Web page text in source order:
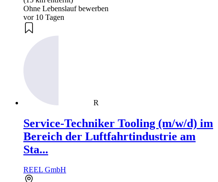
Ohne Lebenslauf bewerben
vor 10 Tagen
R
Service-Techniker Tooling (m/w/d) im
Bereich der Luftfahrtindustrie am
Sta...
REEL GmbH